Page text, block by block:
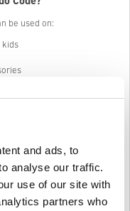
and ads, to
analyse our traffic.
use of our site with
partners who
be used on:
kids
yourself? Zalando
to give the gift of choice